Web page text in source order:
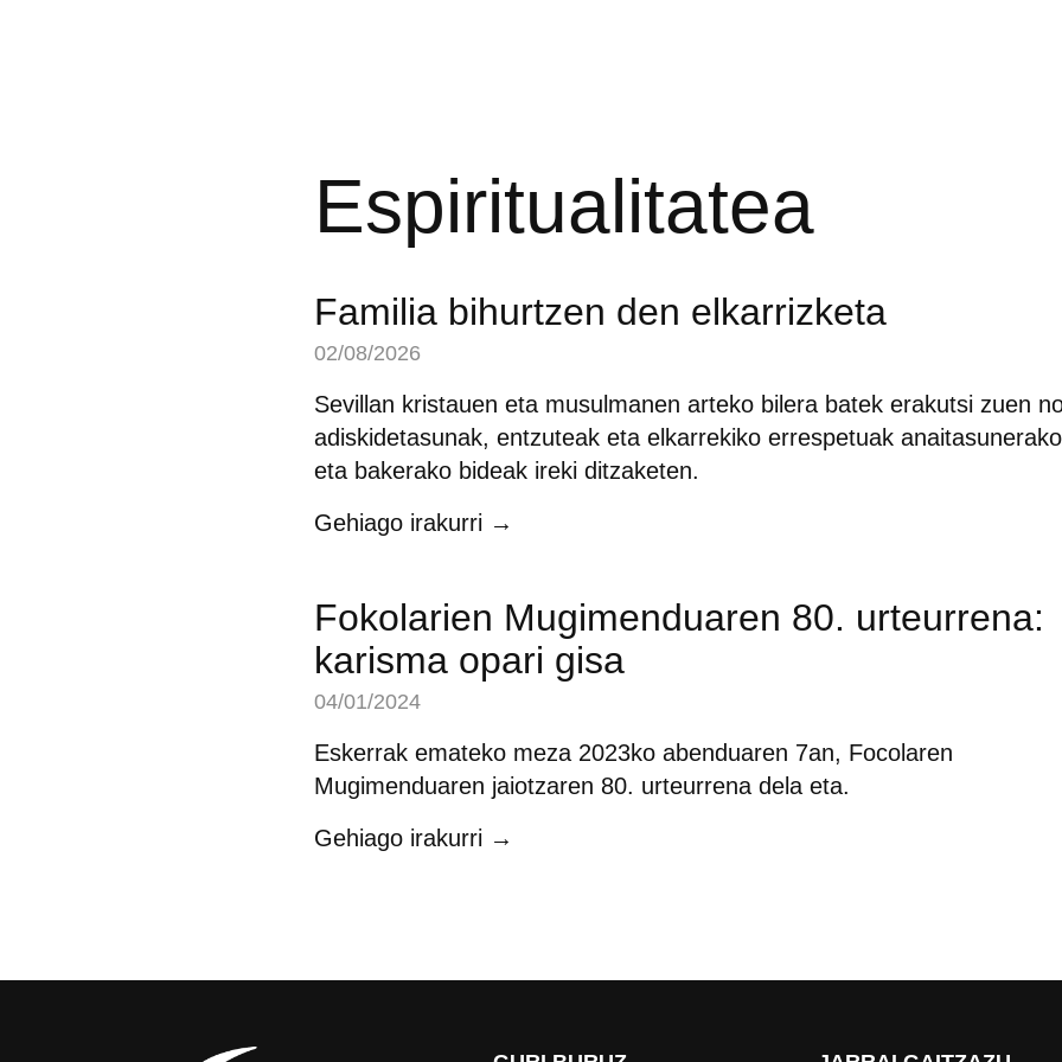
Espiritualitatea
Familia bihurtzen den elkarrizketa
02/08/2026
Sevillan kristauen eta musulmanen arteko bilera batek erakutsi zuen
adiskidetasunak, entzuteak eta elkarrekiko errespetuak anaitasunerako
eta bakerako bideak ireki ditzaketen.
Gehiago irakurri →
Fokolarien Mugimenduaren 80. urteurrena:
karisma opari gisa
04/01/2024
Eskerrak emateko meza 2023ko abenduaren 7an, Focolaren
Mugimenduaren jaiotzaren 80. urteurrena dela eta.
Gehiago irakurri →